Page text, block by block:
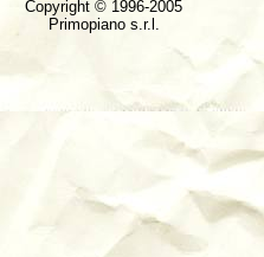
Copyright © 1996-2005
Primopiano s.r.l.